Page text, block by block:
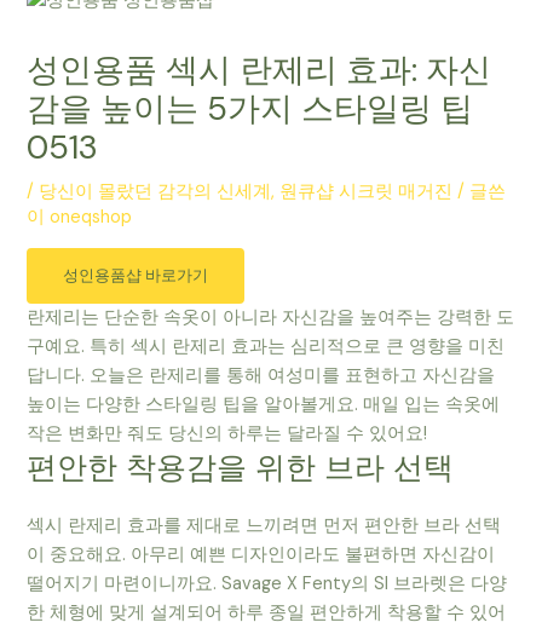
성인용품 섹시 란제리 효과: 자신
감을 높이는 5가지 스타일링 팁
0513
/ 당신이 몰랐던 감각의 신세계, 원큐샵 시크릿 매거진 / 글쓴
이oneqshop
성인용품샵 바로가기
란제리는 단순한 속옷이 아니라 자신감을 높여주는 강력한 도
구예요. 특히 섹시 란제리 효과는 심리적으로 큰 영향을 미친
답니다. 오늘은 란제리를 통해 여성미를 표현하고 자신감을
높이는 다양한 스타일링 팁을 알아볼게요. 매일 입는 속옷에
작은 변화만 줘도 당신의 하루는 달라질 수 있어요!
편안한 착용감을 위한 브라 선택
섹시 란제리 효과를 제대로 느끼려면 먼저 편안한 브라 선택
이 중요해요. 아무리 예쁜 디자인이라도 불편하면 자신감이
떨어지기 마련이니까요. Savage X Fenty의 SI 브라렛은 다양
한 체형에 맞게 설계되어 하루 종일 편안하게 착용할 수 있어